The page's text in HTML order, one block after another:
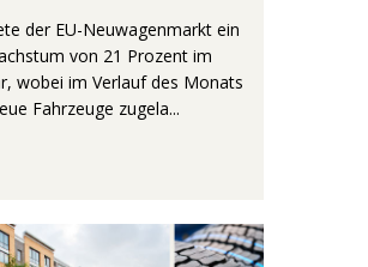
der EU-Neuwagenmarkt ein
von 21 Prozent im
wobei im Verlauf des Monats
Fahrzeuge zugela...